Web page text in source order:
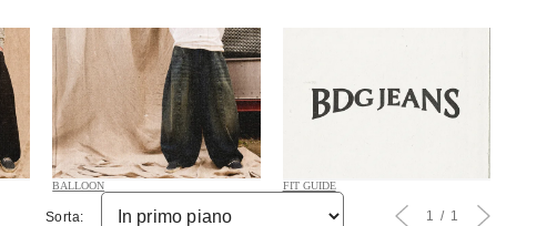
BALLOON FIT GUIDE
Sorta: 1 1